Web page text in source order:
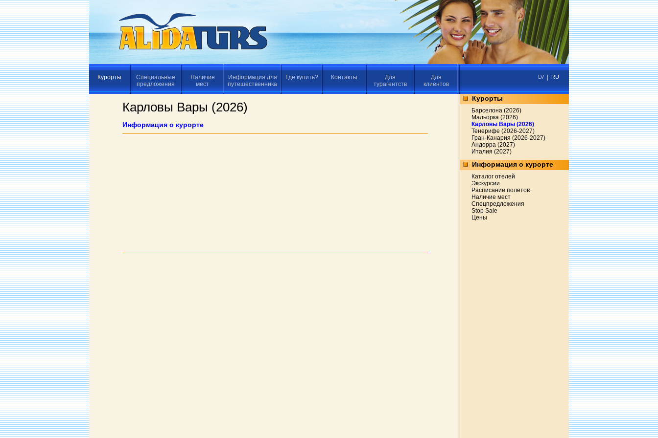
Курорты
Специальные
предложения
Наличие
мест
Информация для
путешественника
Где купить? Контакты
Для
турагентств
Для
клиентов
LV RU
Карловы Вары (2026)
Информация о курорте
Курорты
Барселона (2026)
Мальорка (2026)
Карловы Вары (2026)
Тенерифе (2026-2027)
Гран-Канария (2026-2027)
Андорра (2027)
Италия (2027)
Информация о курорте
Каталог отелей
Экскурсии
Расписание полетов
Наличие мест
Спецпредложения
Stop Sale
Цены